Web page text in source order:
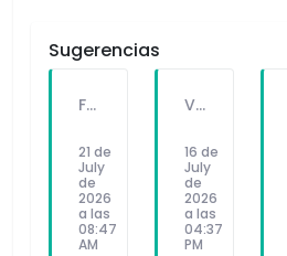
Sugerencias
FALLECE FORTUNATO CHUQUITAYPE ANDRADE, “EL CHOLO”, REFERENTE DE LA SOLIDARIDAD Y LA CULTURA EN VILLA EL SALVADOR
21 de
July
de
2026
a las
08:47
AM
VILLA EL SALVADOR RECIBE A ANA CORREA PARA PRESENTAR LIBRO SOBRE MEMORIA, TEATRO Y RESISTENCIA DURANTE EL CONFLICTO ARMADO INTERNO.
16 de
July
de
2026
a las
04:37
PM